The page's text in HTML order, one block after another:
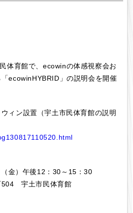
体育館で、ecowinの体感視察会お
ecowinHYBRID」の説明会を開催
ィン設置（宇土市民体育館の説明
金）午後12：30～15：30
504 宇土市民体育館